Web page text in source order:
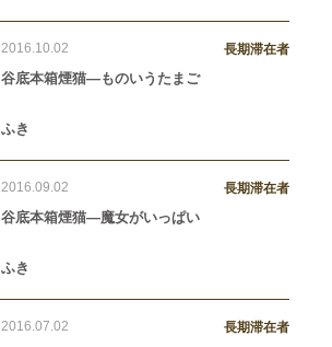
2016.10.02 長期滞在者
谷底本箱煙猫―ものいうたまご
ふき
2016.09.02 長期滞在者
谷底本箱煙猫―魔女がいっぱい
ふき
2016.07.02 長期滞在者